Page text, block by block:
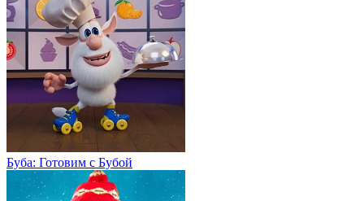
Буба: Готовим с Бубой